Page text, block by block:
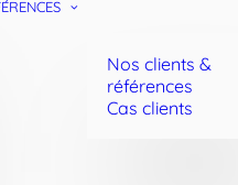
Nos clients &
références
Cas clients